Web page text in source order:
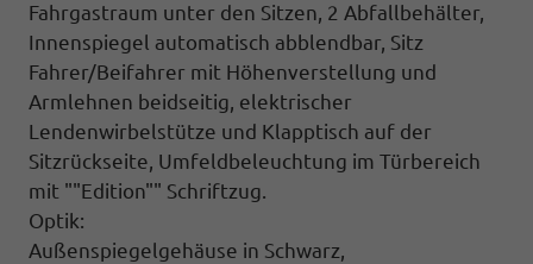
Fahrgastraum unter den Sitzen, 2 Abfallbehälter,
Innenspiegel automatisch abblendbar, Sitz
Fahrer/Beifahrer mit Höhenverstellung und
Armlehnen beidseitig, elektrischer
Lendenwirbelstütze und Klapptisch auf der
Sitzrückseite, Umfeldbeleuchtung im Türbereich
mit ""Edition"" Schriftzug.
Optik:
Außenspiegelgehäuse in Schwarz,